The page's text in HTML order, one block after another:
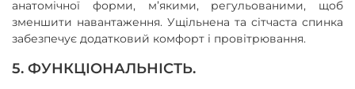
анатомічної форми, м’якими, регульованими, щоб
зменшити навантаження. Ущільнена та сітчаста спинка
забезпечує додатковий комфорт і провітрювання.
5. ФУНКЦІОНАЛЬНІСТЬ.